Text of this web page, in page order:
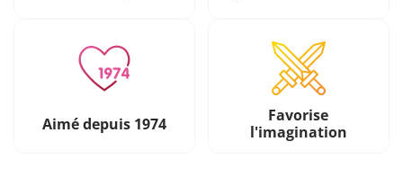
Aimé depuis 1974
Favorise
l'imagination